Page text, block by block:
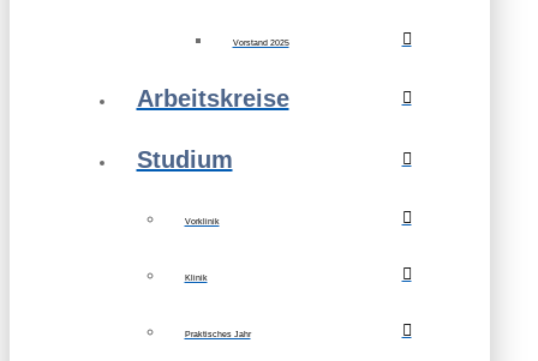
Vorstand 2025
Arbeitskreise
Studium
Vorklinik
Klinik
Praktisches Jahr